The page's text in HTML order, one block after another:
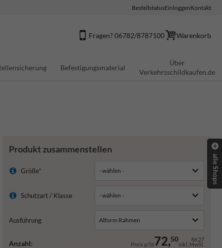
BestellstatusEinloggenKontakt
Fragen? 06782/8787100 Warenkorb
Befestigungsmaterial
Über
Verkehrsschildkaufen.de
Produkt zusammenstellen
Größe*
Schutzart / Klasse
Ausführung
Anzahl: Preis p/St72,50 86,27
inkl. MwSt.
alle Shops